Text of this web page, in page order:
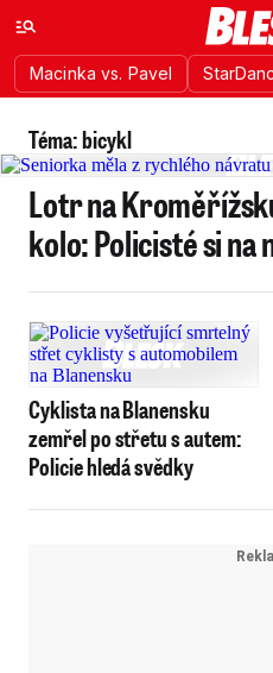
Macinka vs. Pavel
Téma: bicykl
Lotr na
kolo: Policisté si na
Cyklista na Blanensku
zemřel po střetu s autem:
Policie hledá svědky